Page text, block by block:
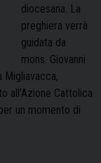
diocesana. La
preghiera verrà
guidata da
mons. Giovanni
Migliavacca,
all’Azione Cattolica
un momento di